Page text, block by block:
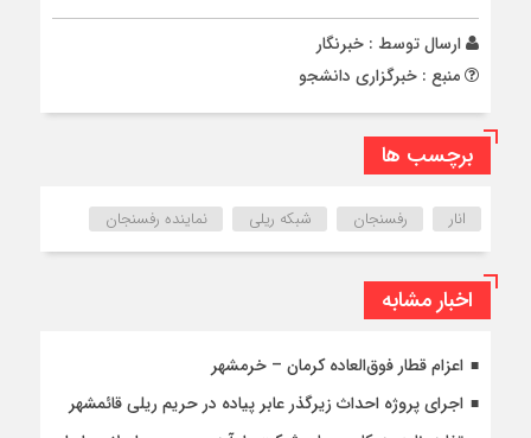
ارسال توسط : خبرنگار
منبع : خبرگزاری دانشجو
برچسب ها
انار رفسنجان شبکه ریلی نماینده رفسنجان
اخبار مشابه
اعزام قطار فوق‌العاده کرمان – خرمشهر
اجرای پروژه احداث زیرگذر عابر پیاده در حریم ریلی قائمشهر